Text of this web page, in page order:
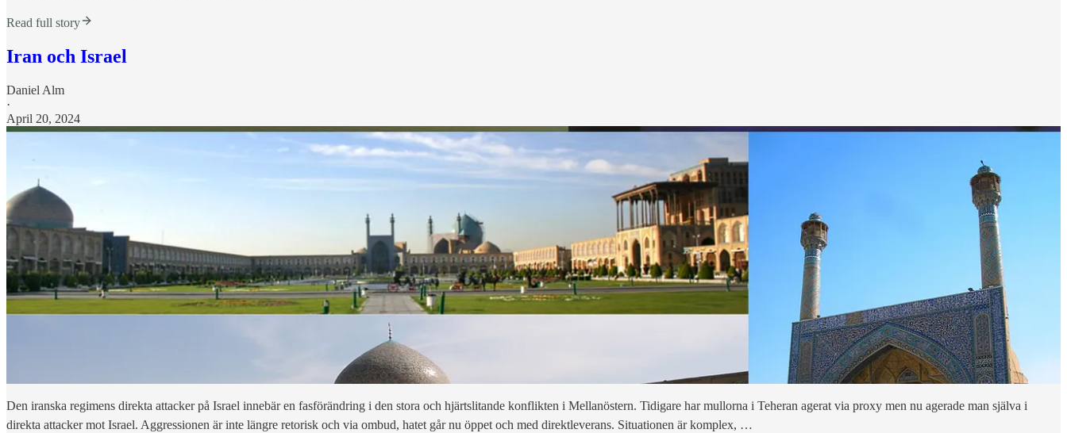
Read full story
Iran och Israel
Daniel Alm
·
April 20, 2024
Den iranska regimens direkta attacker på Israel innebär en fasförändring i den stora och hjärtslitande konflikten i Mellanöstern. Tidigare har mullorna i Teheran agerat via proxy men nu agerade man själva i
direkta attacker mot Israel. Aggressionen är inte längre retorisk och via ombud, hatet går nu öppet och med direktleverans. Situationen är komplex, …